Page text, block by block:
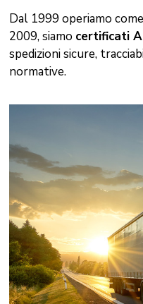
Dal 1999 operiamo come
2009, siamo certificati
spedizioni sicure,
normative.